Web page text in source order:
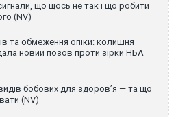
що щось не так і що робити
(NV)
та обмеження опіки: колишня
новий позов проти зірки НБА
бобових для здоров’я — та що
(NV)